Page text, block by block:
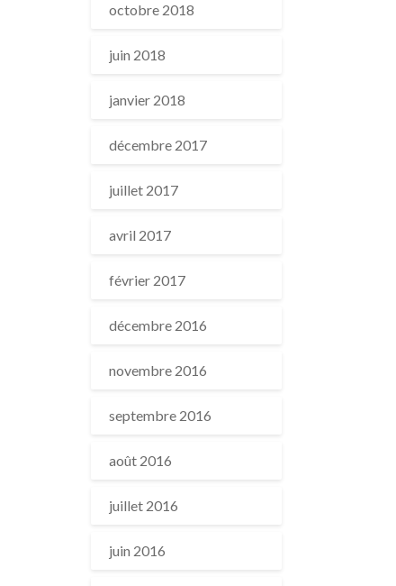
octobre 2018
juin 2018
janvier 2018
décembre 2017
juillet 2017
avril 2017
février 2017
décembre 2016
novembre 2016
septembre 2016
août 2016
juillet 2016
juin 2016